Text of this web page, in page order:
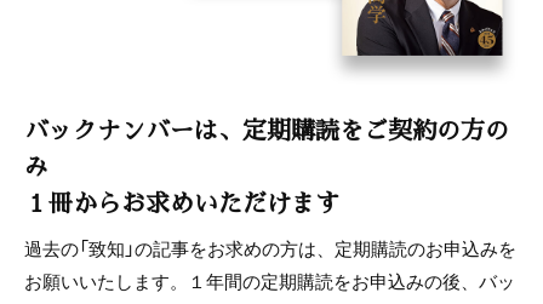
バックナンバーは、定期購読をご契約の方の
み
１冊からお求めいただけます
過去の「致知」の記事をお求めの方は、定期購読のお申込みを
お願いいたします。１年間の定期購読をお申込みの後、バッ